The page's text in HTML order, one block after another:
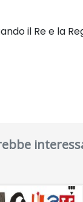
il Re e la